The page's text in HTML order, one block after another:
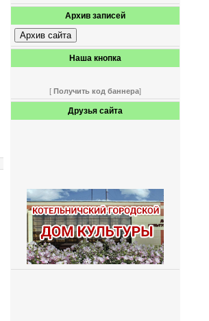
Архив записей
Архив сайта
Наша кнопка
[ Получить код баннера]
Друзья сайта